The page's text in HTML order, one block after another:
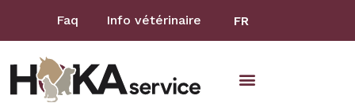
Faq Info vétérinaire FR